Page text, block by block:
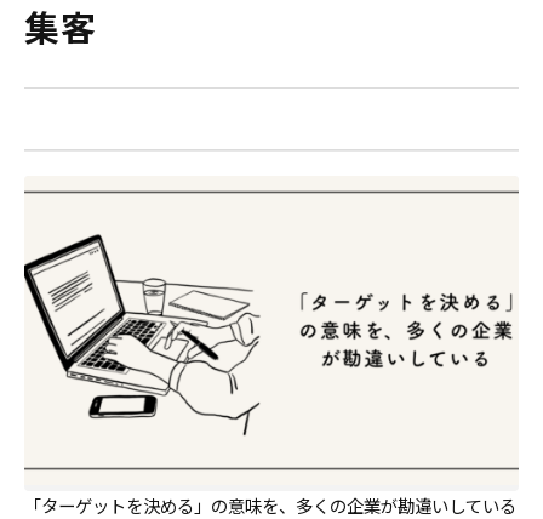
集客
「ターゲットを決める」の意味を、多くの企業が勘違いしている